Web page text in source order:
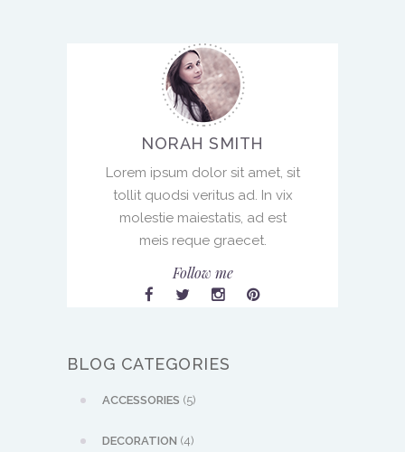
NORAH SMITH
Lorem ipsum dolor sit amet, sit
tollit quodsi veritus ad. In vix
molestie maiestatis, ad est
meis reque graecet.
Follow me
BLOG CATEGORIES
ACCESSORIES (5)
DECORATION (4)